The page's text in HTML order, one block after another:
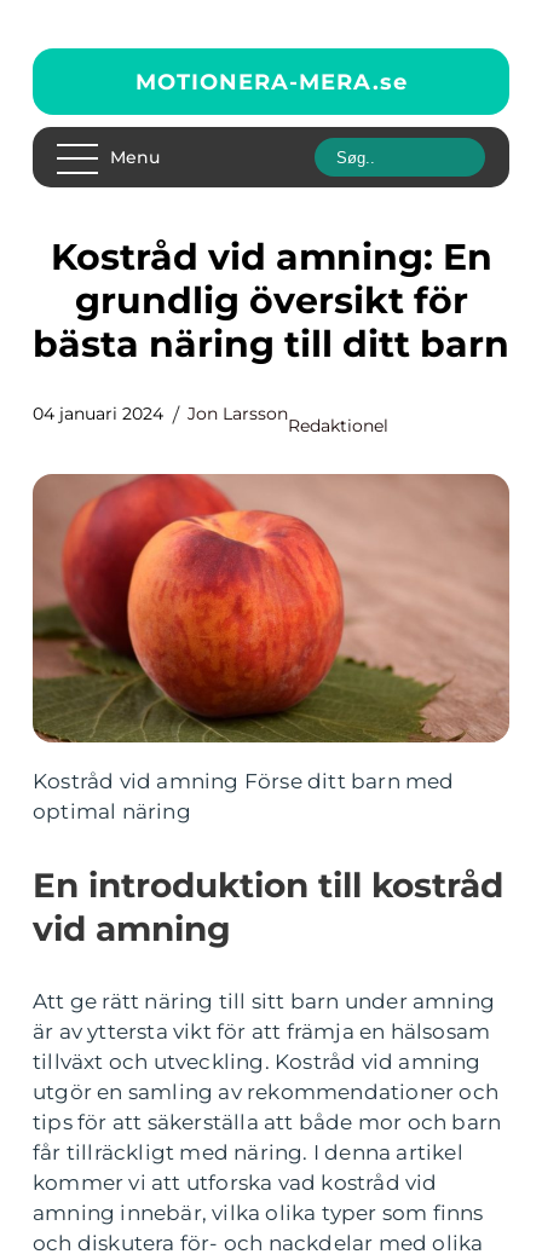
MOTIONERA-MERA.se
Menu
Kostråd vid amning: En
grundlig översikt för
bästa näring till ditt barn
04 januari 2024 Jon Larsson
Redaktionel
Kostråd vid amning Förse ditt barn med
optimal näring
En introduktion till kostråd
vid amning
Att ge rätt näring till sitt barn under amning
är av yttersta vikt för att främja en hälsosam
tillväxt och utveckling. Kostråd vid amning
utgör en samling av rekommendationer och
tips för att säkerställa att både mor och barn
får tillräckligt med näring. I denna artikel
kommer vi att utforska vad kostråd vid
amning innebär, vilka olika typer som finns
och diskutera för- och nackdelar med olika